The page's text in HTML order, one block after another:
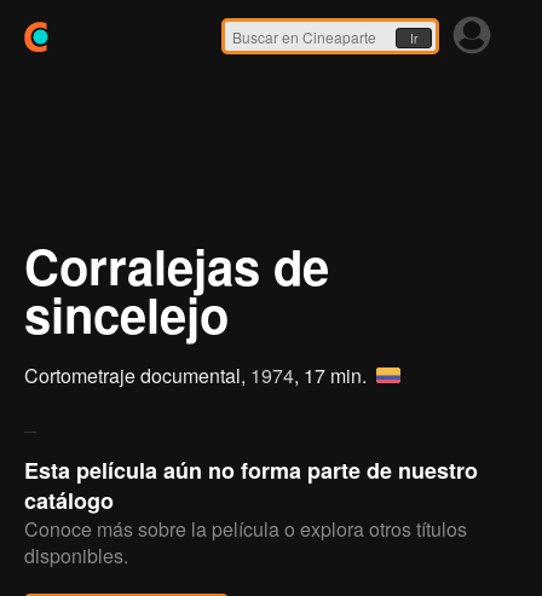
Ir
Corralejas de
sincelejo
Cortometraje documental, 1974, 17 min.
Esta película aún no forma parte de nuestro
catálogo
Conoce más sobre la película o explora otros títulos
disponibles.